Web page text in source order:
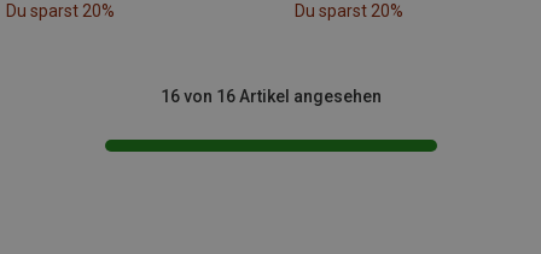
Du sparst 20% Du sparst 20%
16 von 16 Artikel angesehen